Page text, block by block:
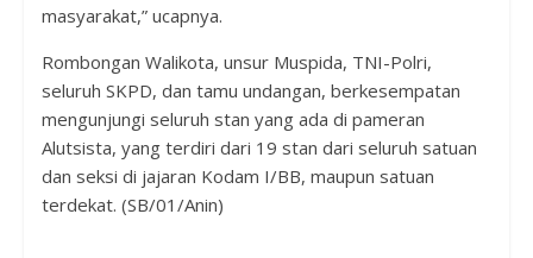
masyarakat,” ucapnya.
Rombongan Walikota, unsur Muspida, TNI-Polri,
seluruh SKPD, dan tamu undangan, berkesempatan
mengunjungi seluruh stan yang ada di pameran
Alutsista, yang terdiri dari 19 stan dari seluruh satuan
dan seksi di jajaran Kodam I/BB, maupun satuan
terdekat. (SB/01/Anin)